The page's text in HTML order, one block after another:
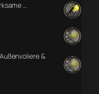
…
&